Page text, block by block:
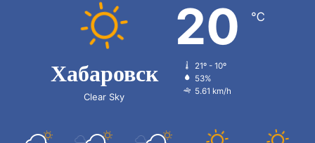
Хабаровск
Clear Sky
20 ℃
21º - 10º
53%
5.61 km/h